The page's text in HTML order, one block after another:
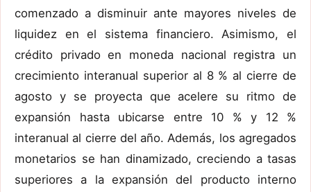
comenzado a disminuir ante mayores niveles de
liquidez en el sistema financiero. Asimismo, el
crédito privado en moneda nacional registra un
crecimiento interanual superior al 8 % al cierre de
agosto y se proyecta que acelere su ritmo de
expansión hasta ubicarse entre 10 % y 12 %
interanual al cierre del año. Además, los agregados
monetarios se han dinamizado, creciendo a tasas
superiores a la expansión del producto interno